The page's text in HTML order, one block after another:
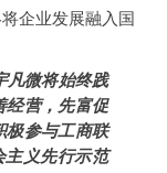
企业发展融入国
凡微将始终践
经营，先富促
极参与工商联
主义先行示范